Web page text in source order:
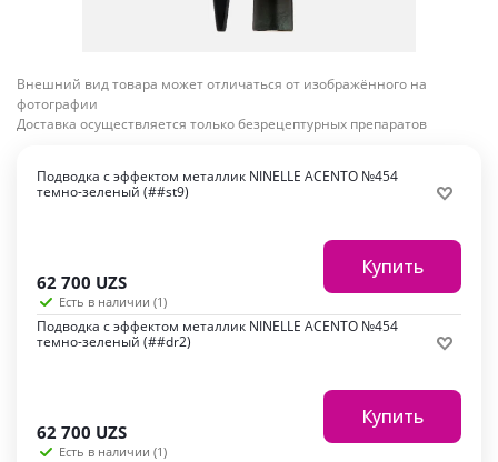
Внешний вид товара может отличаться от изображённого на
фотографии
Доставка осуществляется только безрецептурных препаратов
Подводка с эффектом металлик NINELLE ACENTO №454
темно-зеленый (##st9)
62 700 UZS
Есть в наличии (1)
Купить
Подводка с эффектом металлик NINELLE ACENTO №454
темно-зеленый (##dr2)
62 700 UZS
Есть в наличии (1)
Купить